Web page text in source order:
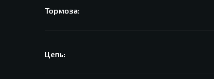
Тормоза:
Цепь: